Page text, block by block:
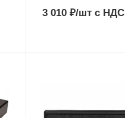
3 010₽/штс НДС